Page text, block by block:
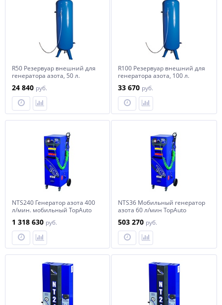
R50 Резервуар внешний для
генератора азота, 50 л.
24 840 руб.
R100 Резервуар внешний для
генератора азота, 100 л.
33 670 руб.
NTS240 Генератор азота 400
л/мин. мобильный TopAuto
1 318 630 руб.
NTS36 Мобильный генератор
азота 60 л/мин TopAuto
503 270 руб.